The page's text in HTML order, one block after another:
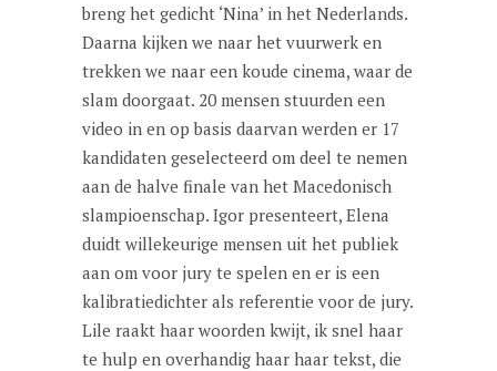
breng het gedicht ‘Nina’ in het Nederlands.
Daarna kijken we naar het vuurwerk en
trekken we naar een koude cinema, waar de
slam doorgaat. 20 mensen stuurden een
video in en op basis daarvan werden er 17
kandidaten geselecteerd om deel te nemen
aan de halve finale van het Macedonisch
slampioenschap. Igor presenteert, Elena
duidt willekeurige mensen uit het publiek
aan om voor jury te spelen en er is een
kalibratiedichter als referentie voor de jury.
Lile raakt haar woorden kwijt, ik snel haar
te hulp en overhandig haar haar tekst, die